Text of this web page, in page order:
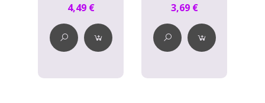
4,49 € 3,69 €